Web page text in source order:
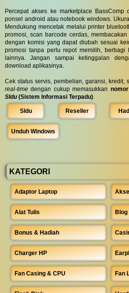
Percepat akses ke marketplace
ponsel android atau notebook windows.
Mendukung mencetak melalui printer
promosi, scan barcode cerdas,
dengan komisi yang dapat diubah sesuai
promosi tanpa perlu repot memilih, berbagi
lainnya. Jangan sampai ketinggalan
download aplikasinya.
Cek status servis, pembelian, garansi, kredit,
real-time dengan cukup memasukkan
SIdu (Sistem Informasi Terpadu).
SIdu Reseller
Unduh Windows
KATEGORI
Adaptor Laptop
Alat Tulis Blog
Bonus & Hadiah
Charger HP
Fan Casing & CPU Fan